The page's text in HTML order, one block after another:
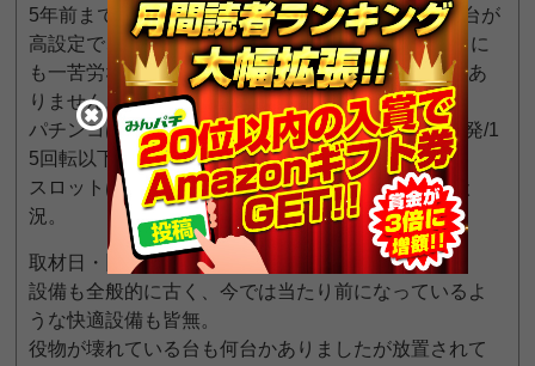
5年前まではパチンコは全台良釘スロットは3台に1台が
高設定で、連日朝一から稼動90％以上で車を止めるに
も一苦労なほど賑わっていましたが今では見る影もあ
りません。
パチンコは稼動10％もなく、どの台を打っても250発/1
5回転以下。
スロットは趣味打ちしている人が1人か2人という状
況。
取材日・旧イベント日は無し。
設備も全般的に古く、今では当たり前になっているよ
うな快適設備も皆無。
役物が壊れている台も何台かありましたが放置されて